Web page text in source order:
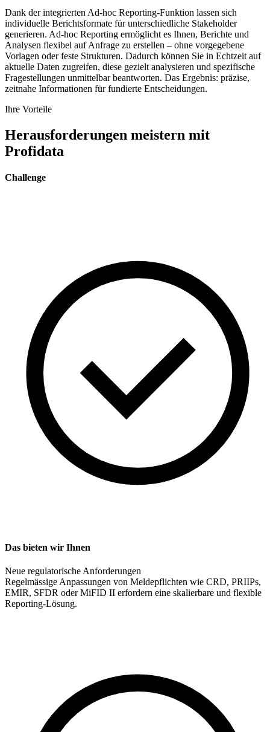
Dank der integrierten Ad-hoc Reporting-Funktion lassen sich
individuelle Berichtsformate für unterschiedliche Stakeholder
generieren. Ad-hoc Reporting ermöglicht es Ihnen, Berichte und
Analysen flexibel auf Anfrage zu erstellen – ohne vorgegebene
Vorlagen oder feste Strukturen. Dadurch können Sie in Echtzeit auf
aktuelle Daten zugreifen, diese gezielt analysieren und spezifische
Fragestellungen unmittelbar beantworten. Das Ergebnis: präzise,
zeitnahe Informationen für fundierte Entscheidungen.
Ihre Vorteile
Herausforderungen meistern mit
Profidata
Challenge
Das bieten wir Ihnen
Neue regulatorische Anforderungen
Regelmässige Anpassungen von Meldepflichten wie CRD, PRIIPs,
EMIR, SFDR oder MiFID II erfordern eine skalierbare und flexible
Reporting-Lösung.